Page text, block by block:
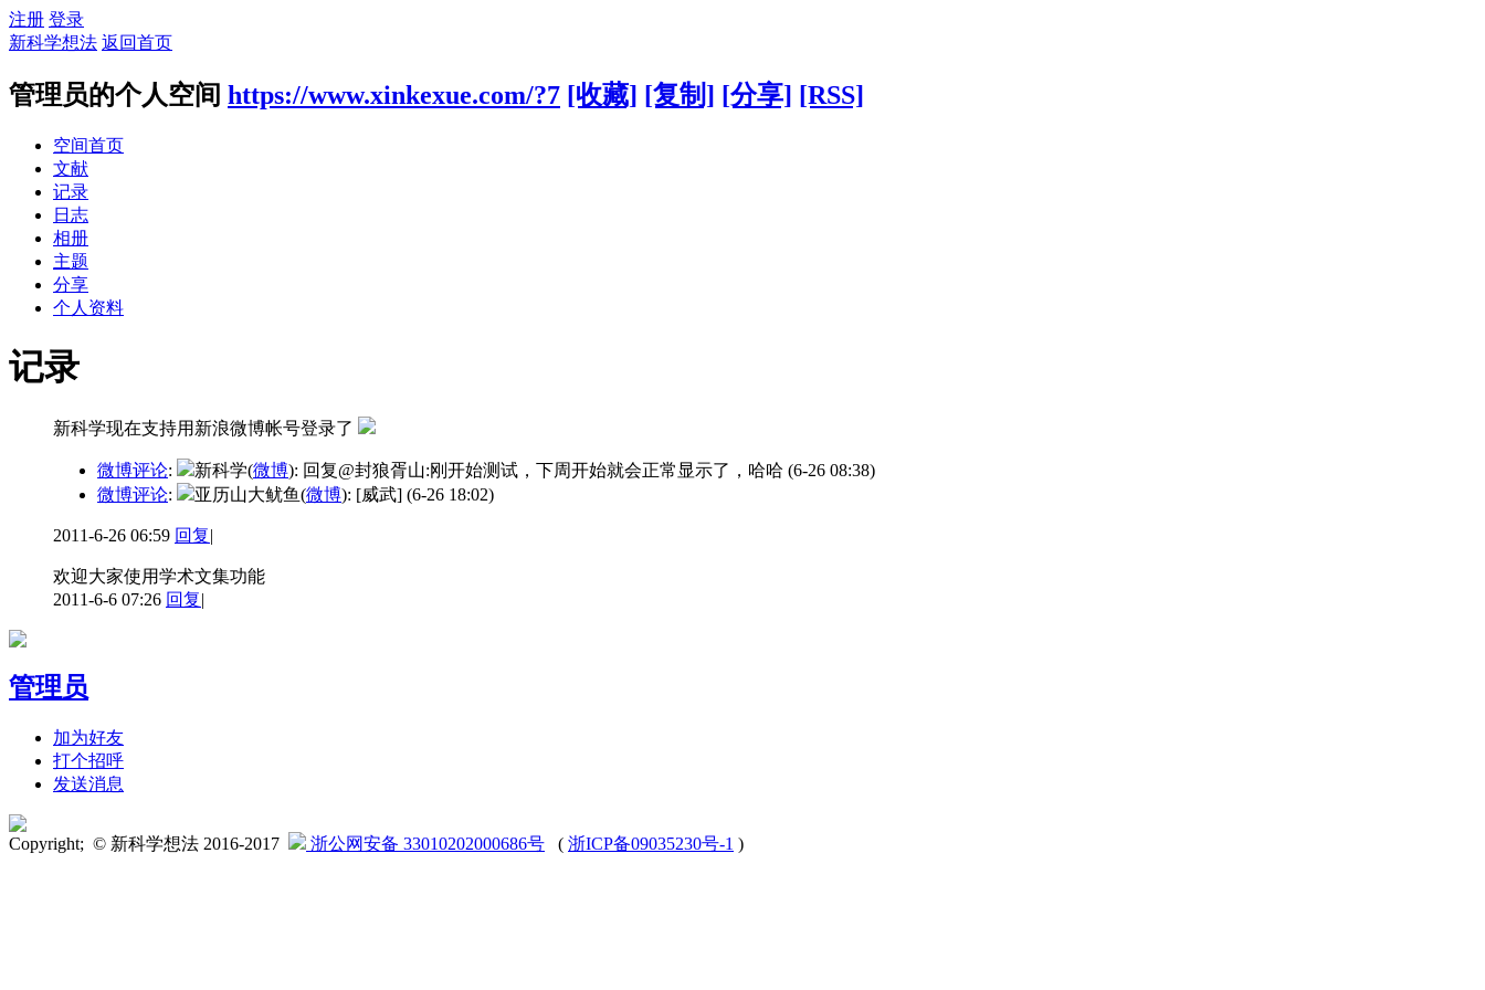
注册 登录
新科学想法 返回首页
管理员的个人空间 https://www.xinkexue.com/?7 [收藏] [复制] [分享] [RSS]
空间首页
文献
记录
日志
相册
主题
分享
个人资料
记录
新科学现在支持用新浪微博帐号登录了
微博评论: 新科学(微博): 回复@封狼胥山:刚开始测试，下周开始就会正常显示了，哈哈 (6-26 08:38)
微博评论: 亚历山大鱿鱼(微博): [威武] (6-26 18:02)
2011-6-26 06:59 回复|
欢迎大家使用学术文集功能
2011-6-6 07:26 回复|
管理员
加为好友
打个招呼
发送消息
Copyright; © 新科学想法 2016-2017 浙公网安备 33010202000686号 ( 浙ICP备09035230号-1 )